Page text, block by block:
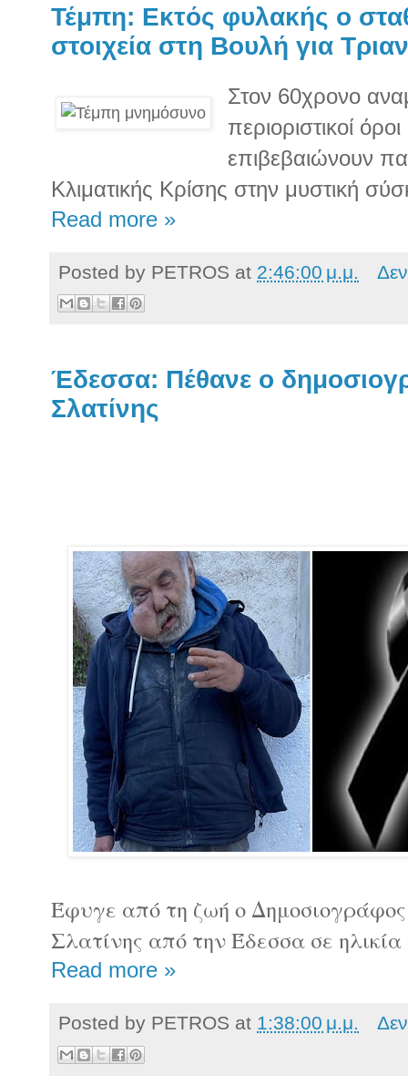
Τέμπη: Εκτός φυλακής ο
στοιχεία στη Βουλή για
Στον 60χρονο
περιοριστικοί
επιβεβαιώνουν
Κλιματικής Κρίσης στην μυστική
Read more »
Posted by PETROS at 2:46:00 μ.μ.
Έδεσσα: Πέθανε ο
Σλατίνης
Έφυγε από τη ζωή ο
Σλατίνης από την Έδεσσα σε
Read more »
Posted by PETROS at 1:38:00 μ.μ.